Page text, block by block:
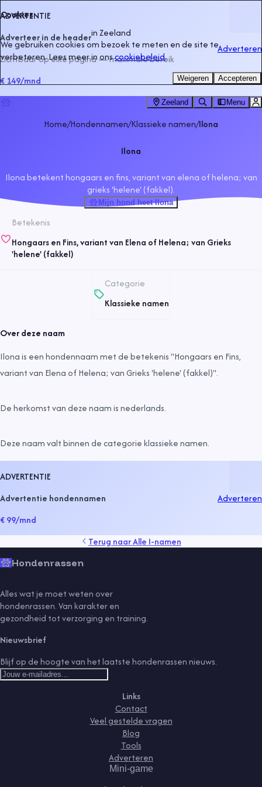
ADVERTENTIE
Adverteer in de headerinZeeland
Zichtbaar op elke pagina — maximale bereik
€ 149/mnd
Adverteren
Zeeland Menu
Home/Hondennamen/Klassieke namen/Ilona
Ilona
Ilona betekent hongaars en fins, variant van elena of helena; van
grieks 'helene' (fakkel).
Mijn hond heet Ilona
Betekenis
Hongaars en Fins, variant van Elena of Helena; van Grieks
'helene' (fakkel)
Categorie
Klassieke namen
Over deze naam
Ilona is een hondennaam met de betekenis "Hongaars en Fins,
variant van Elena of Helena; van Grieks 'helene' (fakkel)".
De herkomst van deze naam isnederlands.
Deze naam valt binnen de categorieklassieke namen.
ADVERTENTIE
Advertentie hondennamen
€ 99/mnd
Adverteren
Terug naarAlle I-namen
Hondenrassen
Alles wat je moet weten over
hondenrassen. Van karakter en
gezondheid tot verzorging en training.
Nieuwsbrief
Blijf op de hoogte van het laatste hondenrassen nieuws.
Links
Contact
Veel gestelde vragen
Blog
Tools
Adverteren
Mini-game
Cookies
We gebruiken cookies om bezoek te meten en de site te
verbeteren. Lees meer in onscookiebeleid.
Weigeren Accepteren